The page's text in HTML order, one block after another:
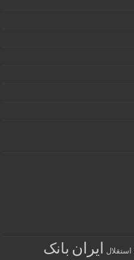
استقلال ایران بانک